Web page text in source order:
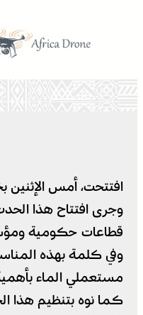
افتتحت، أمس الإثنين
وجرى افتتاح هذا
قطاعات حكومية
وفي كلمة بهذه
مستعملي الماء
كما نوه بتنظيم هذا